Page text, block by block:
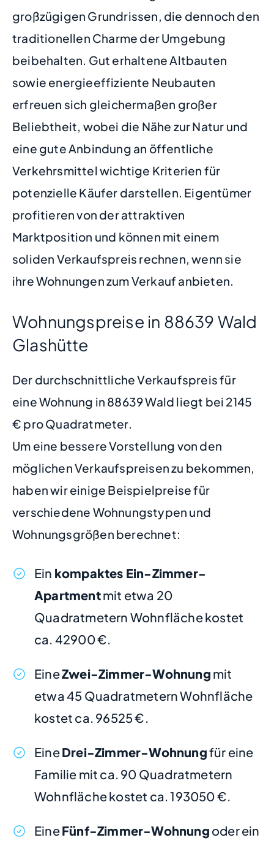
großzügigen Grundrissen, die dennoch den
traditionellen Charme der Umgebung
beibehalten. Gut erhaltene Altbauten
sowie energieeffiziente Neubauten
erfreuen sich gleichermaßen großer
Beliebtheit, wobei die Nähe zur Natur und
eine gute Anbindung an öffentliche
Verkehrsmittel wichtige Kriterien für
potenzielle Käufer darstellen. Eigentümer
profitieren von der attraktiven
Marktposition und können mit einem
soliden Verkaufspreis rechnen, wenn sie
ihre Wohnungen zum Verkauf anbieten.
Wohnungspreise in 88639 Wald
Glashütte
Der durchschnittliche Verkaufspreis für
eine Wohnung in 88639 Wald liegt bei 2145
€ pro Quadratmeter.
Um eine bessere Vorstellung von den
möglichen Verkaufspreisen zu bekommen,
haben wir einige Beispielpreise für
verschiedene Wohnungstypen und
Wohnungsgrößen berechnet:
Ein kompaktes Ein-Zimmer-
Apartmentmit etwa 20
Quadratmetern Wohnfläche kostet
ca. 42900 €.
EineZwei-Zimmer-Wohnung mit
etwa 45 Quadratmetern Wohnfläche
kostet ca. 96525 €.
EineDrei-Zimmer-Wohnungfür eine
Familie mit ca. 90 Quadratmetern
Wohnfläche kostet ca. 193050 €.
EineFünf-Zimmer-Wohnung oder ein